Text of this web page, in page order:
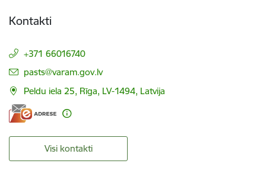
Kontakti
+371 66016740
E-pasts:
pasts@varam.gov.lv
Peldu iela 25, Rīga, LV-1494, Latvija
Visi kontakti